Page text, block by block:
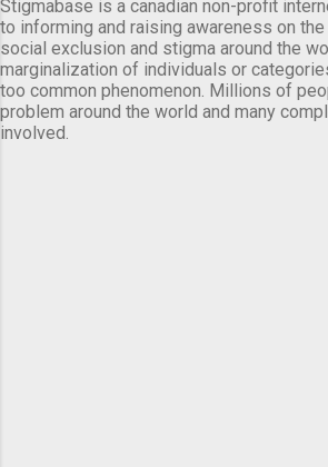
Stigmabase is a canadian non-profit
to informing and raising awareness on
social exclusion and stigma around the
marginalization of individuals or
too common phenomenon. Millions of
problem around the world and many
involved.